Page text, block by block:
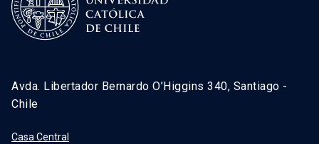
Avda. Libertador Bernardo O’Higgins 340, Santiago -
Chile
Casa Central